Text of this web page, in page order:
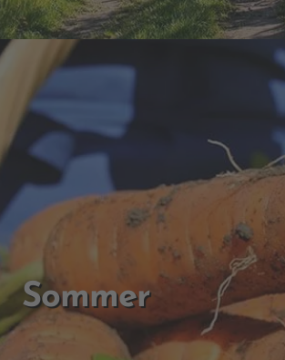
Sommer